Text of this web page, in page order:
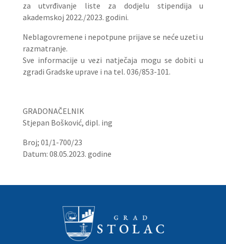
za utvrđivanje liste za dodjelu stipendija u
akademskoj 2022./2023. godini.
Neblagovremene i nepotpune prijave se neće uzeti u
razmatranje.
Sve informacije u vezi natječaja mogu se dobiti u
zgradi Gradske uprave i na tel. 036/853-101.
GRADONAČELNIK
Stjepan Bošković, dipl. ing
Broj; 01/1-700/23
Datum: 08.05.2023. godine